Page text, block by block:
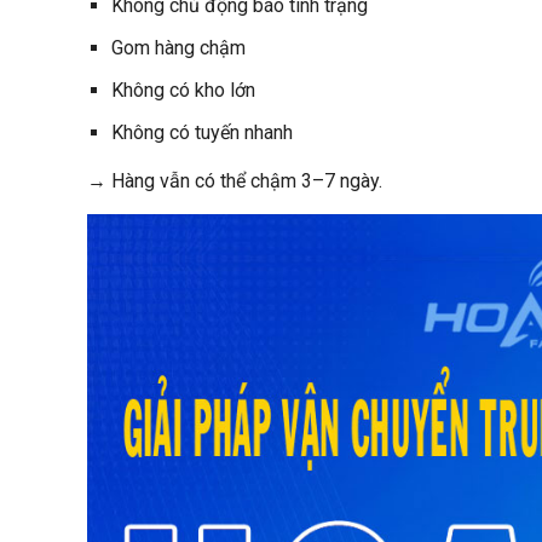
Không chủ động báo tình trạng
Gom hàng chậm
Không có kho lớn
Không có tuyến nhanh
→ Hàng vẫn có thể chậm 3–7 ngày.